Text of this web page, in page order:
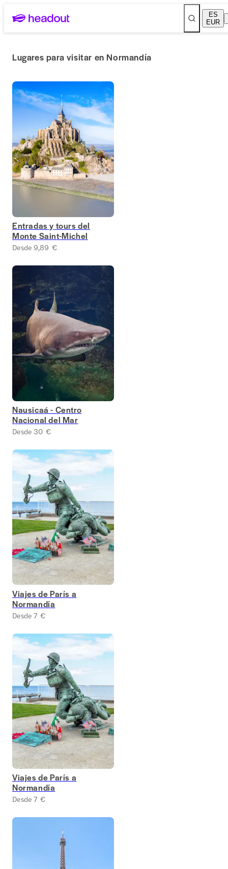
ES
EUR
Lugares para visitar en Normandía
Entradas y tours del
Monte Saint-Michel
Desde 9,89 €
Nausicaá - Centro
Nacional del Mar
Desde 30 €
Viajes de París a
Normandía
Desde 7 €
Viajes de París a
Normandía
Desde 7 €